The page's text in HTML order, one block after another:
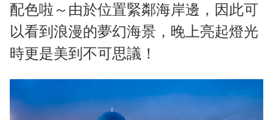
配色啦～由於位置緊鄰海岸邊，因此可
以看到浪漫的夢幻海景，晚上亮起燈光
時更是美到不可思議！